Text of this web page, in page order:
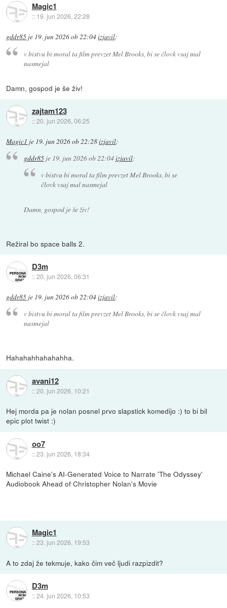
Magic1
:: 19. jun 2026, 22:28
gddr85 je 19. jun 2026 ob 22:04izjavil:
v bistvu bi moral ta film prevzet Mel Brooks, bi se človk vsaj mal
nasmejal
Damn, gospod je še živ!
zajtam123
::20. jun 2026, 06:25
Magic1 je 19. jun 2026 ob 22:28izjavil:
gddr85je 19. jun 2026 ob 22:04izjavil:
v bistvu bi moral ta film prevzet Mel Brooks, bi se
človk vsaj mal nasmejal
Damn, gospod je še živ!
Režiral bo space balls 2.
D3m
::20. jun 2026, 06:31
gddr85 je 19. jun 2026 ob 22:04izjavil:
v bistvu bi moral ta film prevzet Mel Brooks, bi se človk vsaj mal
nasmejal
Hahahahhahahahha.
avani12
::20. jun 2026, 10:21
Hej morda pa je nolan posnel prvo slapstick komedijo :) to bi bil
epic plot twist :)
oo7
::23. jun 2026, 18:34
Michael Caine's AI-Generated Voice to Narrate 'The Odyssey'
Audiobook Ahead of Christopher Nolan's Movie
Magic1
::23. jun 2026, 19:53
A to zdaj že tekmuje, kako čim več ljudi razpizdit?
D3m
::24. jun 2026, 10:53